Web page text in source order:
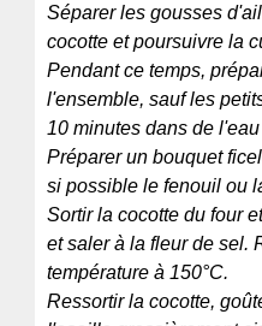
Séparer les gousses
cocotte et poursuivre la
Pendant ce temps,
l'ensemble, sauf les
10 minutes dans de
Préparer un bouquet
si possible le fenouil ou
Sortir la cocotte du four
et saler à la fleur de sel.
température à 150°C.
Ressortir la cocotte,